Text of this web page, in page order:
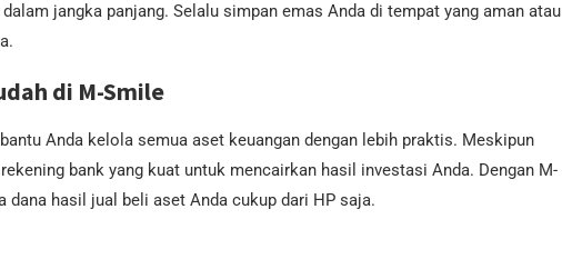
jangka panjang. Selalu simpan emas Anda di tempat yang aman atau
di M-Smile
Anda kelola semua aset keuangan dengan lebih praktis. Meskipun
bank yang kuat untuk mencairkan hasil investasi Anda. Dengan M-
dana hasil jual beli aset Anda cukup dari HP saja.